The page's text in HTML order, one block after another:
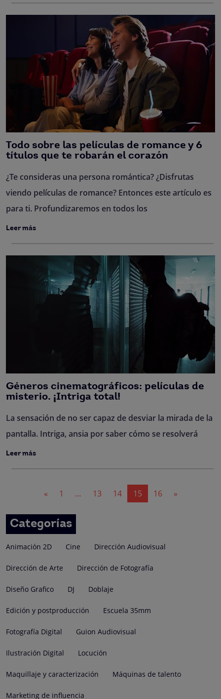
Todo sobre las películas de romance y 6
títulos que te robarán el corazón
¿Te consideras una persona romántica? ¿Disfrutas
viendo películas de romance? Entonces este artículo es
para ti. Profundizaremos en todos los
Leer más
Géneros cinematográficos: películas de
misterio. ¡Intriga total!
La sensación de no ser capaz de desviar la mirada de la
pantalla. Intriga, ansia por saber cómo se resolverá
Leer más
Navegación
entradas
« 1 … 13 14 15 16 »
Categorías
Animación 2D Cine Dirección Audiovisual
Dirección de Arte Dirección de Fotografía
Diseño Grafico DJ Doblaje
Edición y postproducción Escuela 35mm
Fotografía Digital Guion Audiovisual
Ilustración Digital Locución
Maquillaje y caracterización Máquinas de talento
Marketing de influencia